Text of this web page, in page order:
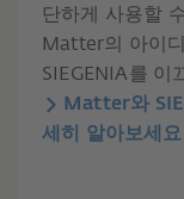
단하게 사용할
Matter의 아이
SIEGENIA를 이
Matter와
세히 알아보세